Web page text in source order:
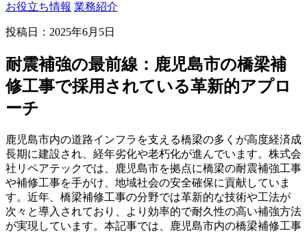
お役立ち情報 業務紹介
投稿日：2025年6月5日
耐震補強の最前線：鹿児島市の橋梁補
修工事で採用されている革新的アプロ
ーチ
鹿児島市内の道路インフラを支える橋梁の多くが高度経済成
長期に建設され、経年劣化や老朽化が進んでいます。株式会
社リペアテックでは、鹿児島市を拠点に橋梁の耐震補強工事
や補修工事を手がけ、地域社会の安全確保に貢献していま
す。近年、橋梁補修工事の分野では革新的な技術や工法が
次々と導入されており、より効率的で耐久性の高い補強方法
が実現しています。本記事では、鹿児島市内の橋梁補修工事